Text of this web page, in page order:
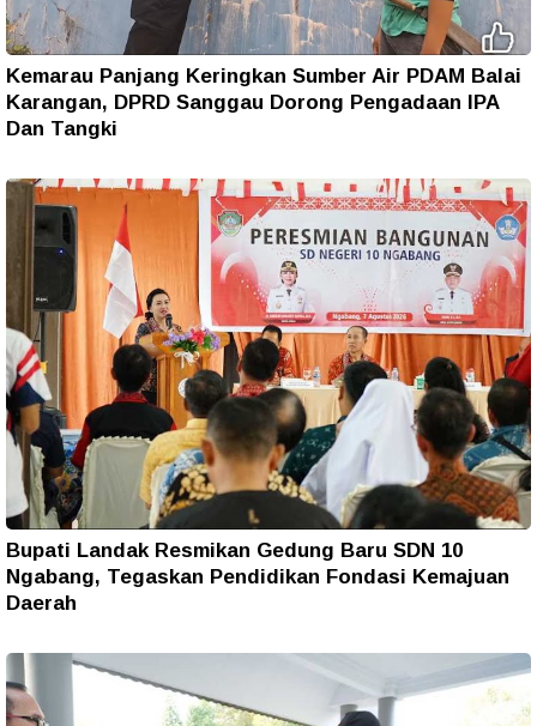
Kemarau Panjang Keringkan Sumber Air PDAM Balai
Karangan, DPRD Sanggau Dorong Pengadaan IPA
Dan Tangki
Bupati Landak Resmikan Gedung Baru SDN 10
Ngabang, Tegaskan Pendidikan Fondasi Kemajuan
Daerah